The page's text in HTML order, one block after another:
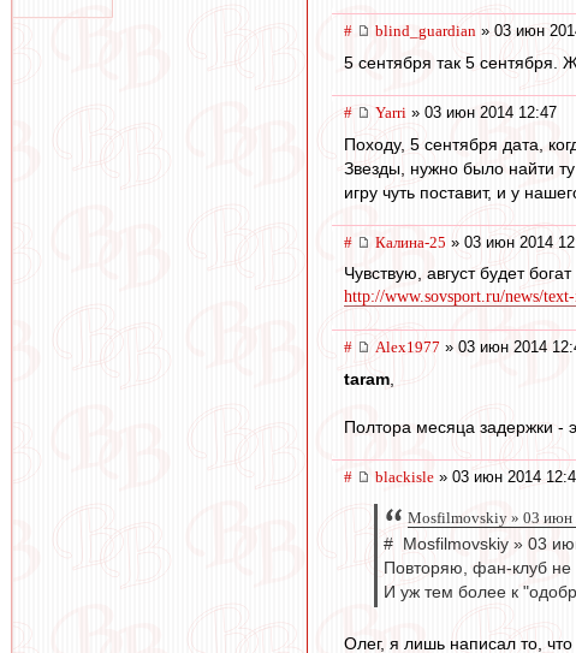
# blind_guardian » 03 июн
5 сентября так 5 сентября.
# Yarri » 03 июн 2014 12:47
Походу, 5 сентября дата,
Звезды, нужно было найти
игру чуть поставит, и у
# Калина-25 » 03 июн 2014
Чувствую, август будет
http://www.sovsport.ru/news/
# Alex1977 » 03 июн 2014
taram
Полтора месяца задержки -
# blackisle » 03 июн 2014
Mosfilmovskiy » 03 июн
# Mosfilmovskiy » 03
Повторяю, фан-клуб не
И уж тем более к
Олег, я лишь написал то,